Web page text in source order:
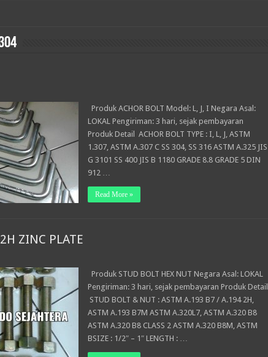
Produk ACHOR BOLT Model: L, J, I Negara Asal:
LOKAL Pengiriman: 3 hari, sejak pembayaran
Produk Detail ACHOR BOLT TYPE : I, L, J, ASTM
1.307, ASTM A.307 C SS 304, SS 316 ASTM A.325 JIS
G 3101 SS 400 JIS B 1180 GRADE 8.8 GRADE 5 DIN
912 …
Read More »
ZINC PLATE
Produk STUD BOLT HEX NUT Negara Asal: LOKAL
Pengiriman: 3 hari, sejak pembayaran Produk Detail
STUD BOLT & NUT : ASTM A.193 B7 / A.194 2H,
ASTM A.193 B7M ASTM A.320L7, ASTM A.320 B8
ASTM A.320 B8 CLASS 2 ASTM A.320 B8M, ASTM
BSIZE : 1/2″ – 1″ LENGTH : …